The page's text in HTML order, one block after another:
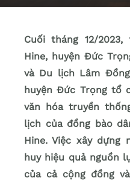
Cuối tháng 12/
Hine, huyện Đức
và Du lịch Lâm
huyện Đức Trọng tổ
văn hóa truyền
lịch của đồng bào
Hine. Việc xây dựng
huy hiệu quả nguồn
của cả cộng đồng